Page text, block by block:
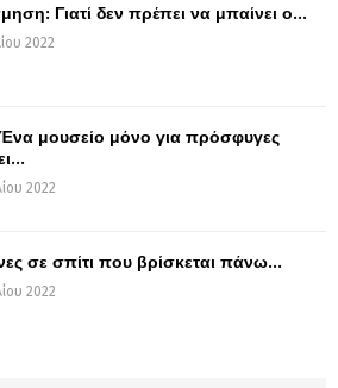
Γιατί δεν πρέπει να μπαίνει ο...
2022
μουσείο μόνο για πρόσφυγες
2022
σε σπίτι που βρίσκεται πάνω...
2022